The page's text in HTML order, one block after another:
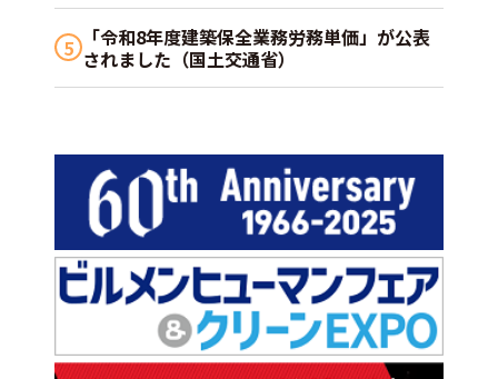
5
「令和8年度建築保全業務労務単価」が公表
されました（国土交通省）